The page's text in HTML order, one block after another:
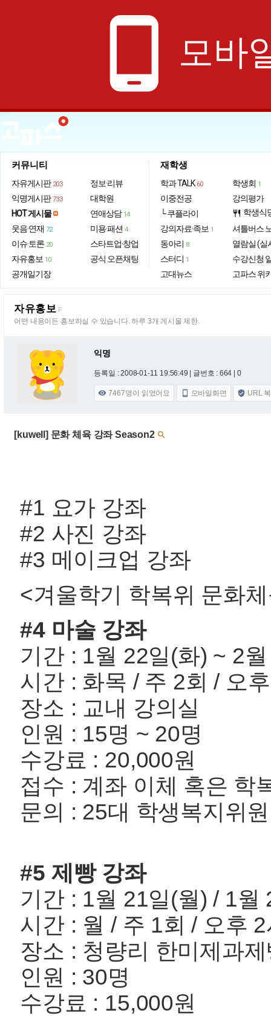
phone_android 모바
커뮤니티
자유게시판 203
익명게시판 733
HOT 게시물
웃음·연재 72
이슈·토론 20
자유홍보 10
공개일기장
정보·리뷰
대학원
연애상담 14
미용·패션 4
스타트업·창업
공식 오픈채팅
재학생
학과 TALK 60
이중전공
└ 쿠플라이
강의자료·족보 1
동아리 8
스터디 1
고대뉴스
학생회 1
강의평가
restaurant 학생식
셔틀버스
열람실 (실
수강신청
고파스 위
자유홍보 F
어떤 내용이든 홍보하실 수 있습니다. 하루 3개 게시물 제한.
익명
등록일 : 2008-01-11 19:56:49 | 글번호 : 664 | 0
 7467명이 읽었어요  모바일화면  URL
[kuwell] 문화 체육 강좌 Season2 
#1 요가 강좌
#2 사진 강좌
#3 메이크업 강좌
<겨울학기 학복위 문화
#4 마술 강좌
기간 : 1월 22일(화) ~ 2
시간 : 화목 / 주 2회 / 오
장소 : 교내 강의실
인원 : 15명 ~ 20명
수강료 : 20,000원
접수 : 계좌 이체 혹은 학
문의 : 25대 학생복지위
#5 제빵 강좌
기간 : 1월 21일(월) / 1월
시간 : 월 / 주 1회 / 오후
장소 : 청량리 한미제과
인원 : 30명
수강료 : 15,000원